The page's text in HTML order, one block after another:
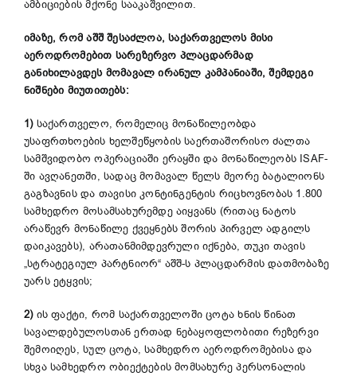
ამბიციების მქონე სააკაშვილით.
იმაზე, რომ აშშ შესაძლოა, საქართველოს მისი
აეროდრომებით სარეზერვო პლაცდარმად
განიხილავდეს მომავალ ირანულ კამპანიაში, შემდეგი
ნიშნები მიუთითებს:
1) საქართველო, რომელიც მონაწილეობდა
უსაფრთხოების ხელშეწყობის საერთაშორისო ძალთა
სამშვიდობო ოპერაციაში ერაყში და მონაწილეობს ISAF-
ში ავღანეთში, სადაც მომავალ წელს მეორე ბატალიონს
გაგზავნის და თავისი კონტინგენტის რიცხოვნობას 1.800
სამხედრო მოსამსახურემდე აიყვანს (რითაც ნატოს
არაწევრ მონაწილე ქვეყნებს შორის პირველ ადგილს
დაიკავებს), არათანმიმდევრული იქნება, თუკი თავის
„სტრატეგიულ პარტნიორ“ აშშ-ს პლაცდარმის დათმობაზე
უარს ეტყვის;
2)ის ფაქტი, რომ საქართველოში ცოტა ხნის წინათ
სავალდებულოსთან ერთად ნებაყოფლობითი რეზერვი
შემოიღეს, სულ ცოტა, სამხედრო აეროდრომებისა და
სხვა სამხედრო ობიექტების მომსახურე პერსონალის